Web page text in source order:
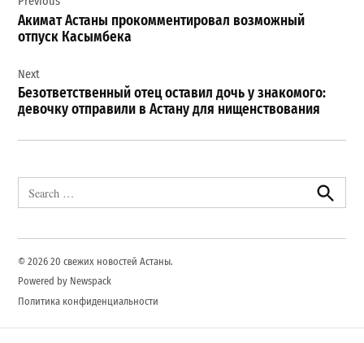
по
записям
Акимат Астаны прокомментировал возможный
отпуск Касымбека
Next
Безответственный отец оставил дочь у знакомого:
девочку отправили в Астану для нищенствования
for:
Search
© 2026 20 свежих новостей Астаны.
Powered by Newspack
Политика конфиденциальности